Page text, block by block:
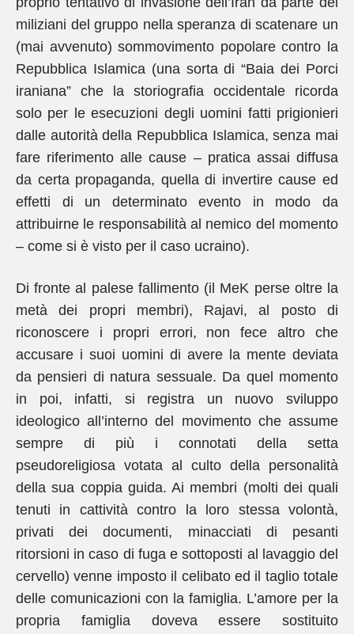
miliziani del gruppo nella speranza di scatenare un
(mai avvenuto) sommovimento popolare contro la
Repubblica Islamica (una sorta di “Baia dei Porci
iraniana” che la storiografia occidentale ricorda
solo per le esecuzioni degli uomini fatti prigionieri
dalle autorità della Repubblica Islamica, senza mai
fare riferimento alle cause – pratica assai diffusa
da certa propaganda, quella di invertire cause ed
effetti di un determinato evento in modo da
attribuirne le responsabilità al nemico del momento
– come si è visto per il caso ucraino).
Di fronte al palese fallimento (il MeK perse oltre la
metà dei propri membri), Rajavi, al posto di
riconoscere i propri errori, non fece altro che
accusare i suoi uomini di avere la mente deviata
da pensieri di natura sessuale. Da quel momento
in poi, infatti, si registra un nuovo sviluppo
ideologico all’interno del movimento che assume
sempre di più i connotati della setta
pseudoreligiosa votata al culto della personalità
della sua coppia guida. Ai membri (molti dei quali
tenuti in cattività contro la loro stessa volontà,
privati dei documenti, minacciati di pesanti
ritorsioni in caso di fuga e sottoposti al lavaggio del
cervello) venne imposto il celibato ed il taglio totale
delle comunicazioni con la famiglia. L’amore per la
propria famiglia doveva essere sostituito